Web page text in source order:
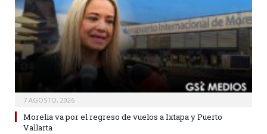
7 AGOSTO, 2026
Morelia va por el regreso de vuelos a Ixtapa y Puerto
Vallarta